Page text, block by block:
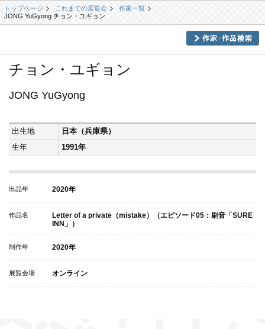
トップページ これまでの展覧会
作家一覧
JONG YuGyong チョン・ユギョン
チョン・ユギョン
JONG YuGyong
出生地
日本（兵庫県）
生年
1991年
出品年 2020年
作品名
Letter of a private（mistake）（エピソード05：刷音「SURE
INN」）
制作年 2020年
展覧会場 オンライン